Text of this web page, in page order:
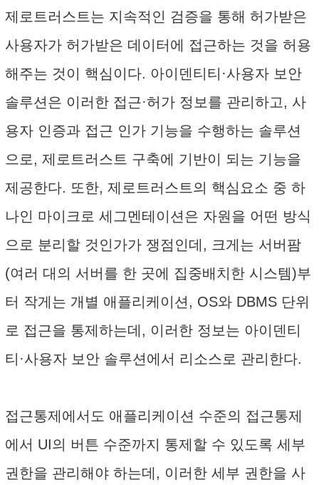
제로트러스트는 지속적인 검증을 통해 허가받은
사용자가 허가받은 데이터에 접근하는 것을 허용
해주는 것이 핵심이다. 아이덴티티·사용자 보안
솔루션은 이러한 접근·허가 정보를 관리하고, 사
용자 인증과 접근 인가 기능을 수행하는 솔루션
으로, 제로트러스트 구축에 기반이 되는 기능을
제공한다. 또한, 제로트러스트의 핵심요소 중 하
나인 마이크로 세그멘테이션은 자원을 어떤 방식
으로 분리할 것인가가 쟁점인데, 크게는 서버팜
(여러 대의 서버를 한 곳에 집중배치한 시스템)부
터 작게는 개별 애플리케이션, OS와 DBMS 단위
로 접근을 통제하는데, 이러한 정보는 아이덴티
티·사용자 보안 솔루션에서 리소스로 관리한다.
접근통제에서도 애플리케이션 수준의 접근통제
에서 UI의 버튼 수준까지 통제할 수 있도록 세부
권한을 관리해야 하는데, 이러한 세부 권한을 사